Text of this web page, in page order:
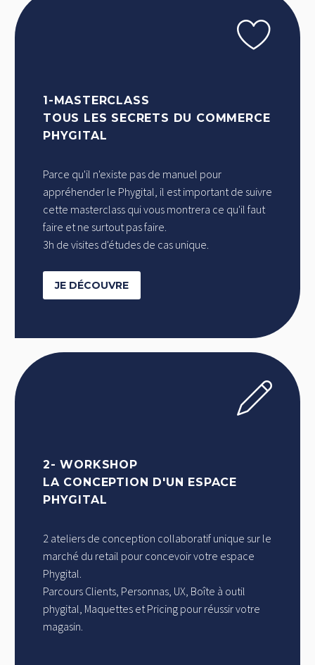
1-MASTERCLASS
TOUS LES SECRETS DU COMMERCE
PHYGITAL
Parce qu'il n'existe pas de manuel pour
appréhender le Phygital, il est important de suivre
cette masterclass qui vous montrera ce qu'il faut
faire et ne surtout pas faire.
3h de visites d'études de cas unique.
JE DÉCOUVRE
2- WORKSHOP
LA CONCEPTION D'UN ESPACE
PHYGITAL
2 ateliers de conception collaboratif unique sur le
marché du retail pour concevoir votre espace
Phygital.
Parcours Clients, Personnas, UX, Boîte à outil
phygital, Maquettes et Pricing pour réussir votre
magasin.